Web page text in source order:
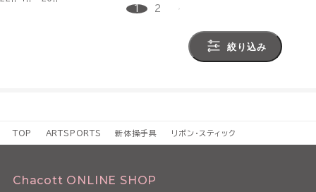
1 2
絞り込み
TOP ARTSPORTS 新体操手具 リボン・スティック
Chacott ONLINE SHOP